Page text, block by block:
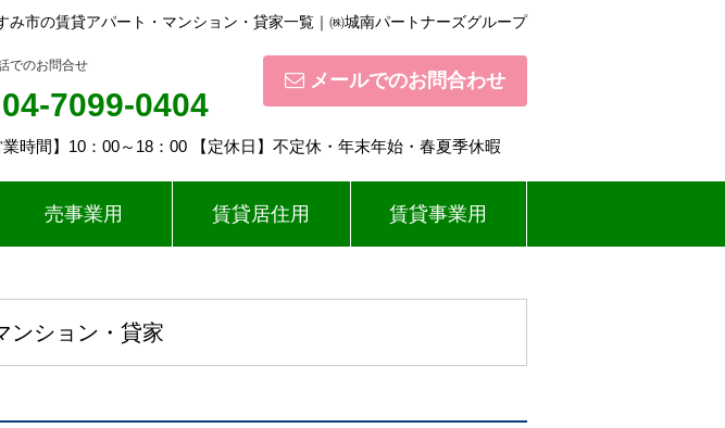
み市の賃貸アパート・マンション・貸家一覧｜㈱城南パートナーズグループ
メールでのお問合わせ
でのお問合せ
04-7099-0404
業時間】10：00～18：00 【定休日】不定休・年末年始・春夏季休暇
売事業用 賃貸居住用 賃貸事業用
ンション・貸家